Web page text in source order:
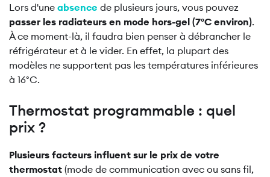
Lors d'une absence de plusieurs jours, vous pouvez
passer les radiateurs en mode hors-gel (7°C environ).
À ce moment-là, il faudra bien penser à débrancher le
réfrigérateur et à le vider. En effet, la plupart des
modèles ne supportent pas les températures inférieures
à 16°C.
Thermostat programmable : quel
prix ?
Plusieurs facteurs influent sur le prix de votre
thermostat (mode de communication avec ou sans fil,